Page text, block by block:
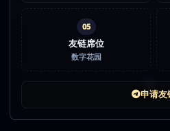
05
友链席位
数字花园
申请友